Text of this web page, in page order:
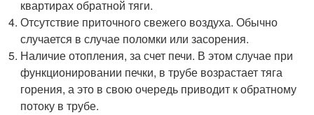
квартирах обратной тяги.
Отсутствие приточного свежего воздуха. Обычно
случается в случае поломки или засорения.
Наличие отопления, за счет печи. В этом случае при
функционировании печки, в трубе возрастает тяга
горения, а это в свою очередь приводит к обратному
потоку в трубе.